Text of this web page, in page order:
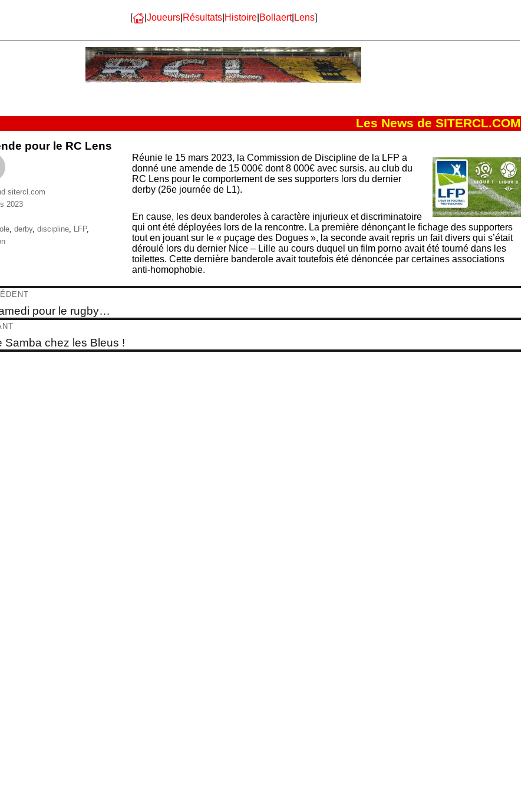
[ | Joueurs| Résultats| Histoire| Bollaert| Lens]
Les News de SITERCL.COM
pour le RC Lens
Réunie le 15 mars 2023, la Commission de Discipline de la LFP a
donné une amende de 15 000€ dont 8 000€ avec sursis. au club du
RC Lens pour le comportement de ses supporters lors du dernier
derby (26e journée de L1).
En cause, les deux banderoles à caractère injurieux et discriminatoire
qui ont été déployées lors de la rencontre. La première dénonçant le fichage des supporters
tout en jouant sur le « puçage des Dogues », la seconde avait repris un fait divers qui s’était
déroulé lors du dernier Nice – Lille au cours duquel un film porno avait été tourné dans les
toilettes. Cette dernière banderole avait toutefois été dénoncée par certaines associations
anti-homophobie.
sitercl.com
2023
, derby, discipline, LFP,
:
pour le rugby…
:
Samba chez les Bleus !